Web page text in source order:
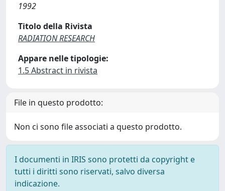
1992
Titolo della Rivista
RADIATION RESEARCH
Appare nelle tipologie:
1.5 Abstract in rivista
File in questo prodotto:
Non ci sono file associati a questo prodotto.
I documenti in IRIS sono protetti da copyright e
tutti i diritti sono riservati, salvo diversa
indicazione.